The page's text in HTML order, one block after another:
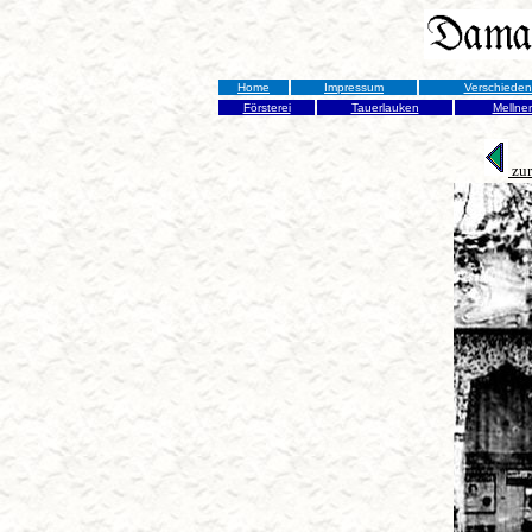
Home Impressum
Försterei
Tauerlauken